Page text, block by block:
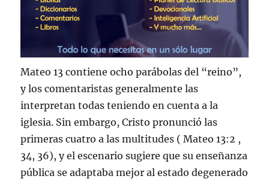
Mateo 13 contiene ocho parábolas del “reino”,
y los comentaristas generalmente las
interpretan todas teniendo en cuenta a la
iglesia. Sin embargo, Cristo pronunció las
primeras cuatro a las multitudes ( Mateo 13:2 ,
34, 36), y el escenario sugiere que su enseñanza
pública se adaptaba mejor al estado degenerado